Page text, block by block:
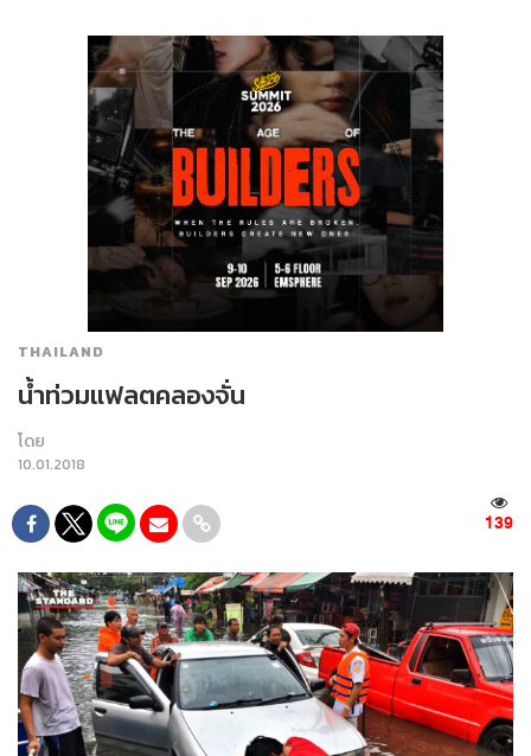
THAILAND
น้ำท่วมแฟลตคลองจั่น
โดย
10.01.2018
139